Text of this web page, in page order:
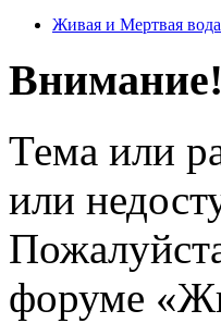
Живая и Мертвая вода
Внимание!
Тема или
или
форуме